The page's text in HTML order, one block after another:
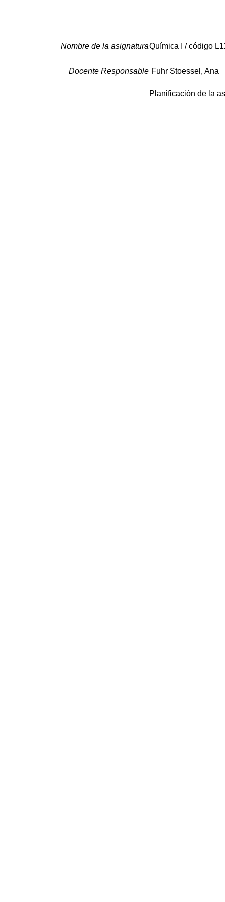
Nombre de la asignaturaQuímica I / código
Docente Responsable Fuhr Stoessel, Ana
Planificación de la